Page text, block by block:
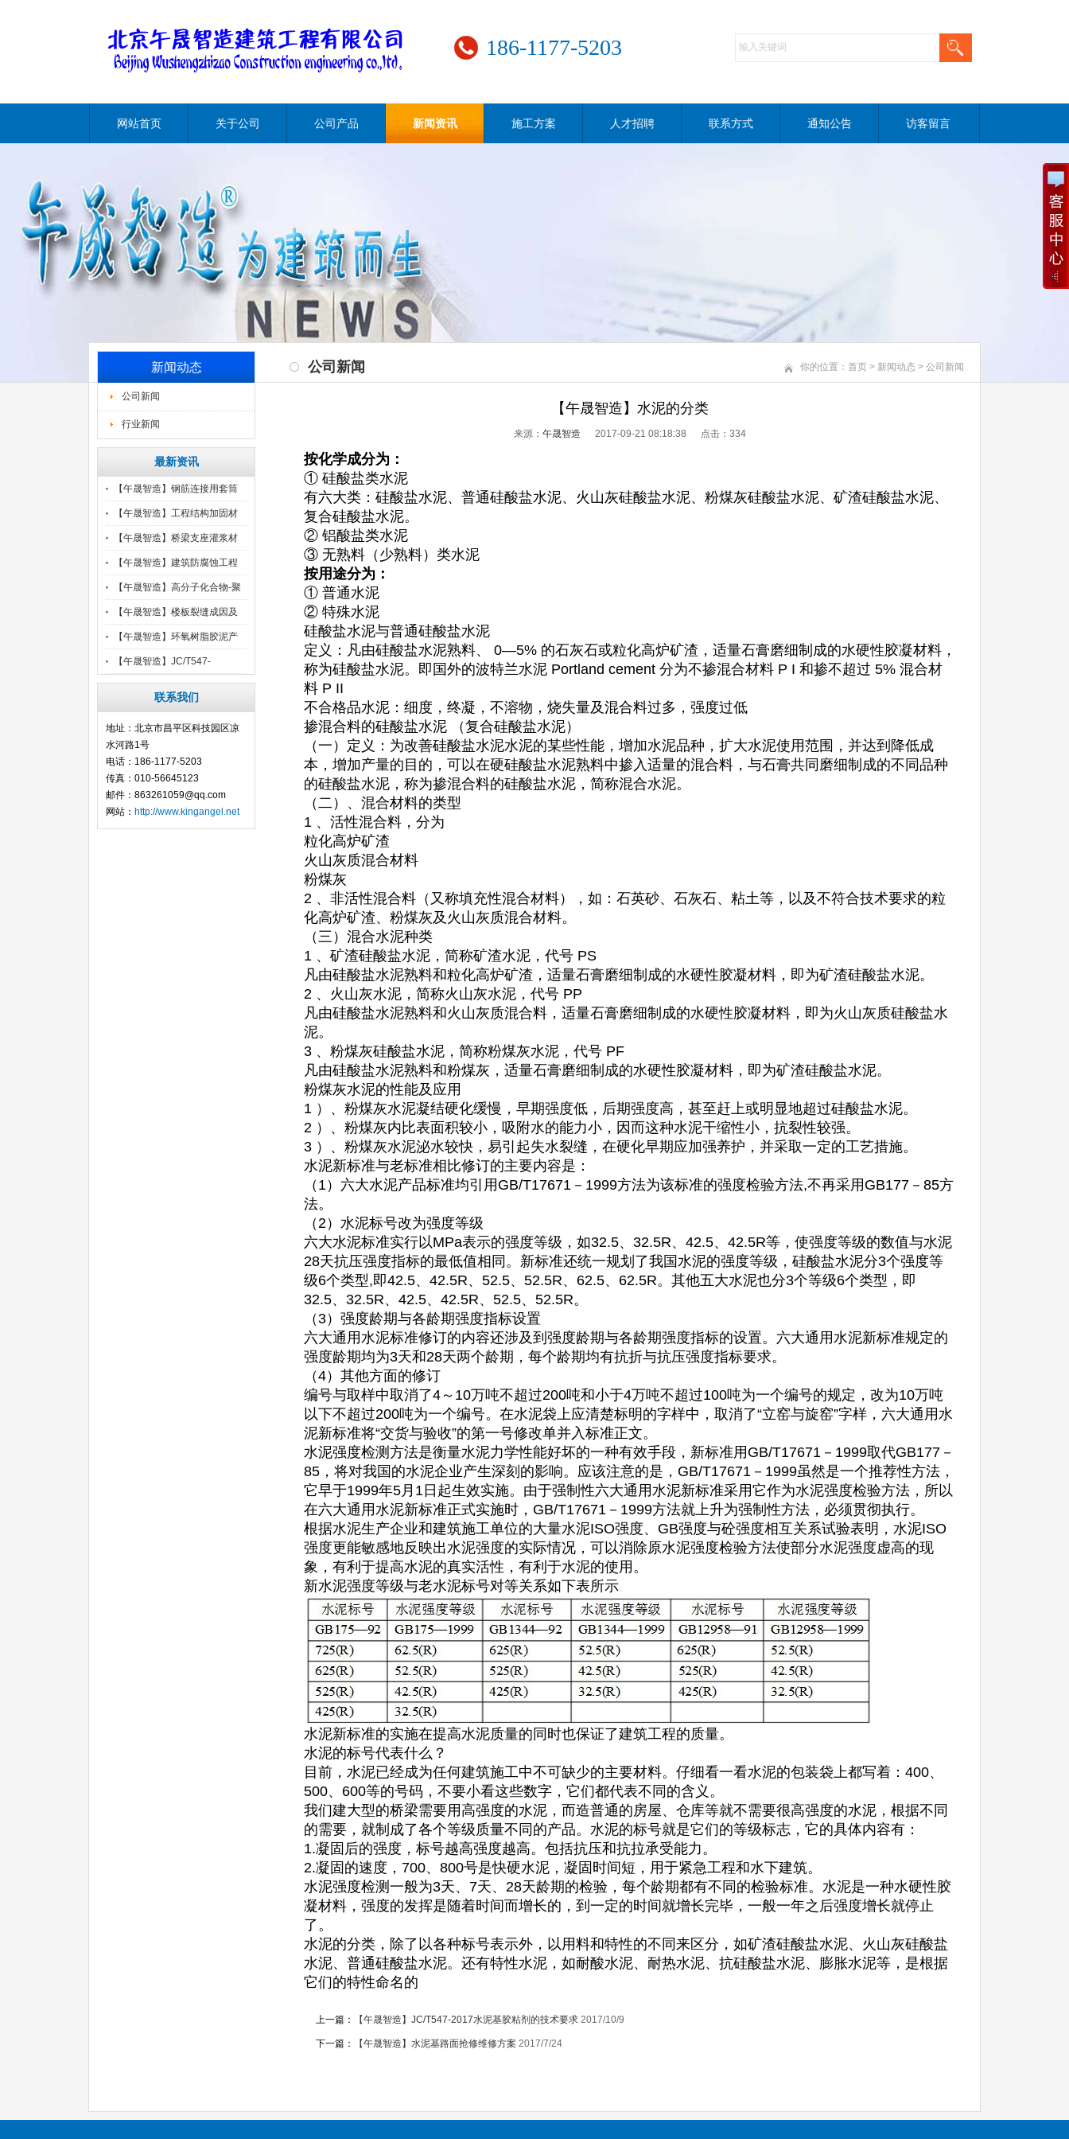
186-1177-5203
网站首页 关于公司 公司产品 新闻资讯 施工方案 人才招聘 联系方式 通知公告 访客留言
1
新闻动态
公司新闻
行业新闻
最新资讯
【午晟智造】钢筋连接用套筒
灌【午晟智造】工程结构加固材
料【午晟智造】桥梁支座灌浆材
料【午晟智造】建筑防腐蚀工程
施【午晟智造】高分子化合物-聚
【午晟智造】楼板裂缝成因及
处【午晟智造】环氧树脂胶泥产
品【午晟智造】JC/T547-
联系我们
地址：北京市昌平区科技园区凉
水河路1号
电话：186-1177-5203
传真：010-56645123
邮件：863261059@qq.com
网站： http://www.kingangel.net
公司新闻 你的位置： 首页 > 新闻动态 > 公司新闻
【午晟智造】水泥的分类
来源： 午晟智造 2017-09-21 08:18:38 点击： 334
按化学成分为：
① 硅酸盐类水泥
有六大类：硅酸盐水泥、普通硅酸盐水泥、火山灰硅酸盐水泥、粉煤灰硅酸盐水泥、矿渣硅酸盐水泥、
复合硅酸盐水泥。
② 铝酸盐类水泥
③ 无熟料（少熟料）类水泥
按用途分为：
① 普通水泥
② 特殊水泥
硅酸盐水泥与普通硅酸盐水泥
定义：凡由硅酸盐水泥熟料、 0—5% 的石灰石或粒化高炉矿渣，适量石膏磨细制成的水硬性胶凝材料，
称为硅酸盐水泥。即国外的波特兰水泥 Portland cement 分为不掺混合材料 P I 和掺不超过 5% 混合材
料 P II
不合格品水泥：细度，终凝，不溶物，烧失量及混合料过多，强度过低
掺混合料的硅酸盐水泥 （复合硅酸盐水泥）
（一）定义：为改善硅酸盐水泥水泥的某些性能，增加水泥品种，扩大水泥使用范围，并达到降低成
本，增加产量的目的，可以在硬硅酸盐水泥熟料中掺入适量的混合料，与石膏共同磨细制成的不同品种
的硅酸盐水泥，称为掺混合料的硅酸盐水泥，简称混合水泥。
（二）、混合材料的类型
1 、活性混合料，分为
粒化高炉矿渣
火山灰质混合材料
粉煤灰
2 、非活性混合料（又称填充性混合材料），如：石英砂、石灰石、粘土等，以及不符合技术要求的粒
化高炉矿渣、粉煤灰及火山灰质混合材料。
（三）混合水泥种类
1 、矿渣硅酸盐水泥，简称矿渣水泥，代号 PS
凡由硅酸盐水泥熟料和粒化高炉矿渣，适量石膏磨细制成的水硬性胶凝材料，即为矿渣硅酸盐水泥。
2 、火山灰水泥，简称火山灰水泥，代号 PP
凡由硅酸盐水泥熟料和火山灰质混合料，适量石膏磨细制成的水硬性胶凝材料，即为火山灰质硅酸盐水
泥。
3 、粉煤灰硅酸盐水泥，简称粉煤灰水泥，代号 PF
凡由硅酸盐水泥熟料和粉煤灰，适量石膏磨细制成的水硬性胶凝材料，即为矿渣硅酸盐水泥。
粉煤灰水泥的性能及应用
1 ）、粉煤灰水泥凝结硬化缓慢，早期强度低，后期强度高，甚至赶上或明显地超过硅酸盐水泥。
2 ）、粉煤灰内比表面积较小，吸附水的能力小，因而这种水泥干缩性小，抗裂性较强。
3 ）、粉煤灰水泥泌水较快，易引起失水裂缝，在硬化早期应加强养护，并采取一定的工艺措施。
水泥新标准与老标准相比修订的主要内容是：
（1）六大水泥产品标准均引用GB/T17671－1999方法为该标准的强度检验方法,不再采用GB177－85方
法。
（2）水泥标号改为强度等级
六大水泥标准实行以MPa表示的强度等级，如32.5、32.5R、42.5、42.5R等，使强度等级的数值与水泥
28天抗压强度指标的最低值相同。新标准还统一规划了我国水泥的强度等级，硅酸盐水泥分3个强度等
级6个类型,即42.5、42.5R、52.5、52.5R、62.5、62.5R。其他五大水泥也分3个等级6个类型，即
32.5、32.5R、42.5、42.5R、52.5、52.5R。
（3）强度龄期与各龄期强度指标设置
六大通用水泥标准修订的内容还涉及到强度龄期与各龄期强度指标的设置。六大通用水泥新标准规定的
强度龄期均为3天和28天两个龄期，每个龄期均有抗折与抗压强度指标要求。
（4）其他方面的修订
编号与取样中取消了4～10万吨不超过200吨和小于4万吨不超过100吨为一个编号的规定，改为10万吨
以下不超过200吨为一个编号。在水泥袋上应清楚标明的字样中，取消了“立窑与旋窑”字样，六大通用水
泥新标准将“交货与验收”的第一号修改单并入标准正文。
水泥强度检测方法是衡量水泥力学性能好坏的一种有效手段，新标准用GB/T17671－1999取代GB177－
85，将对我国的水泥企业产生深刻的影响。应该注意的是，GB/T17671－1999虽然是一个推荐性方法，
它早于1999年5月1日起生效实施。由于强制性六大通用水泥新标准采用它作为水泥强度检验方法，所以
在六大通用水泥新标准正式实施时，GB/T17671－1999方法就上升为强制性方法，必须贯彻执行。
根据水泥生产企业和建筑施工单位的大量水泥ISO强度、GB强度与砼强度相互关系试验表明，水泥ISO
强度更能敏感地反映出水泥强度的实际情况，可以消除原水泥强度检验方法使部分水泥强度虚高的现
象，有利于提高水泥的真实活性，有利于水泥的使用。
新水泥强度等级与老水泥标号对等关系如下表所示
水泥新标准的实施在提高水泥质量的同时也保证了建筑工程的质量。
水泥的标号代表什么？
目前，水泥已经成为任何建筑施工中不可缺少的主要材料。仔细看一看水泥的包装袋上都写着：400、
500、600等的号码，不要小看这些数字，它们都代表不同的含义。
我们建大型的桥梁需要用高强度的水泥，而造普通的房屋、仓库等就不需要很高强度的水泥，根据不同
的需要，就制成了各个等级质量不同的产品。水泥的标号就是它们的等级标志，它的具体内容有：
1.凝固后的强度，标号越高强度越高。包括抗压和抗拉承受能力。
2.凝固的速度，700、800号是快硬水泥，凝固时间短，用于紧急工程和水下建筑。
水泥强度检测一般为3天、7天、28天龄期的检验，每个龄期都有不同的检验标准。水泥是一种水硬性胶
凝材料，强度的发挥是随着时间而增长的，到一定的时间就增长完毕，一般一年之后强度增长就停止
了。
水泥的分类，除了以各种标号表示外，以用料和特性的不同来区分，如矿渣硅酸盐水泥、火山灰硅酸盐
水泥、普通硅酸盐水泥。还有特性水泥，如耐酸水泥、耐热水泥、抗硅酸盐水泥、膨胀水泥等，是根据
它们的特性命名的
上一篇： 【午晟智造】JC/T547-2017水泥基胶粘剂的技术要求 2017/10/9
下一篇： 【午晟智造】水泥基路面抢修维修方案 2017/7/24